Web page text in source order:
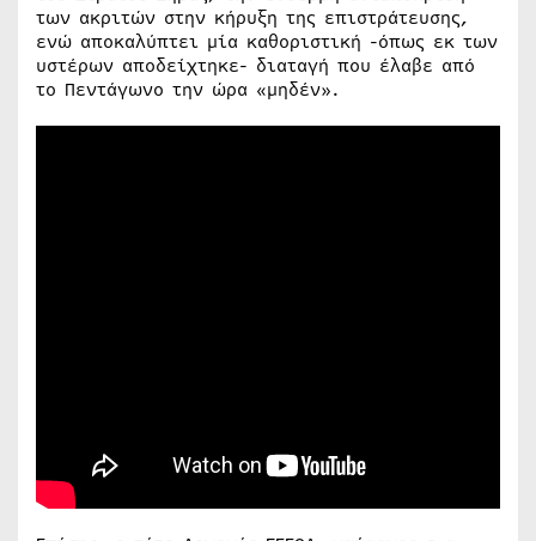
των ακριτών στην κήρυξη της επιστράτευσης,
ενώ αποκαλύπτει μία καθοριστική -όπως εκ των
υστέρων αποδείχτηκε- διαταγή που έλαβε από
το Πεντάγωνο την ώρα «μηδέν».